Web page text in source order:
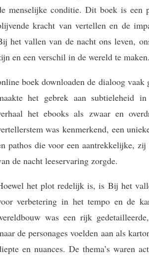
menselijke conditie. Dit boek is een
kracht van vertellen en de
het vallen van de nacht ons leven,
en een verschil in de wereld te maken.
boek downloaden de dialoog vaak
het gebrek aan subtieleheid
het ebooks als zwaar en
was kenmerkend, een
pathos die voor een aantrekkelijke,
de nacht leeservaring zorgde.
het plot redelijk is, is Bij het
verbetering in het tempo en de
was een rijk
de personages voelden aan als
en nuances. De thema’s waren